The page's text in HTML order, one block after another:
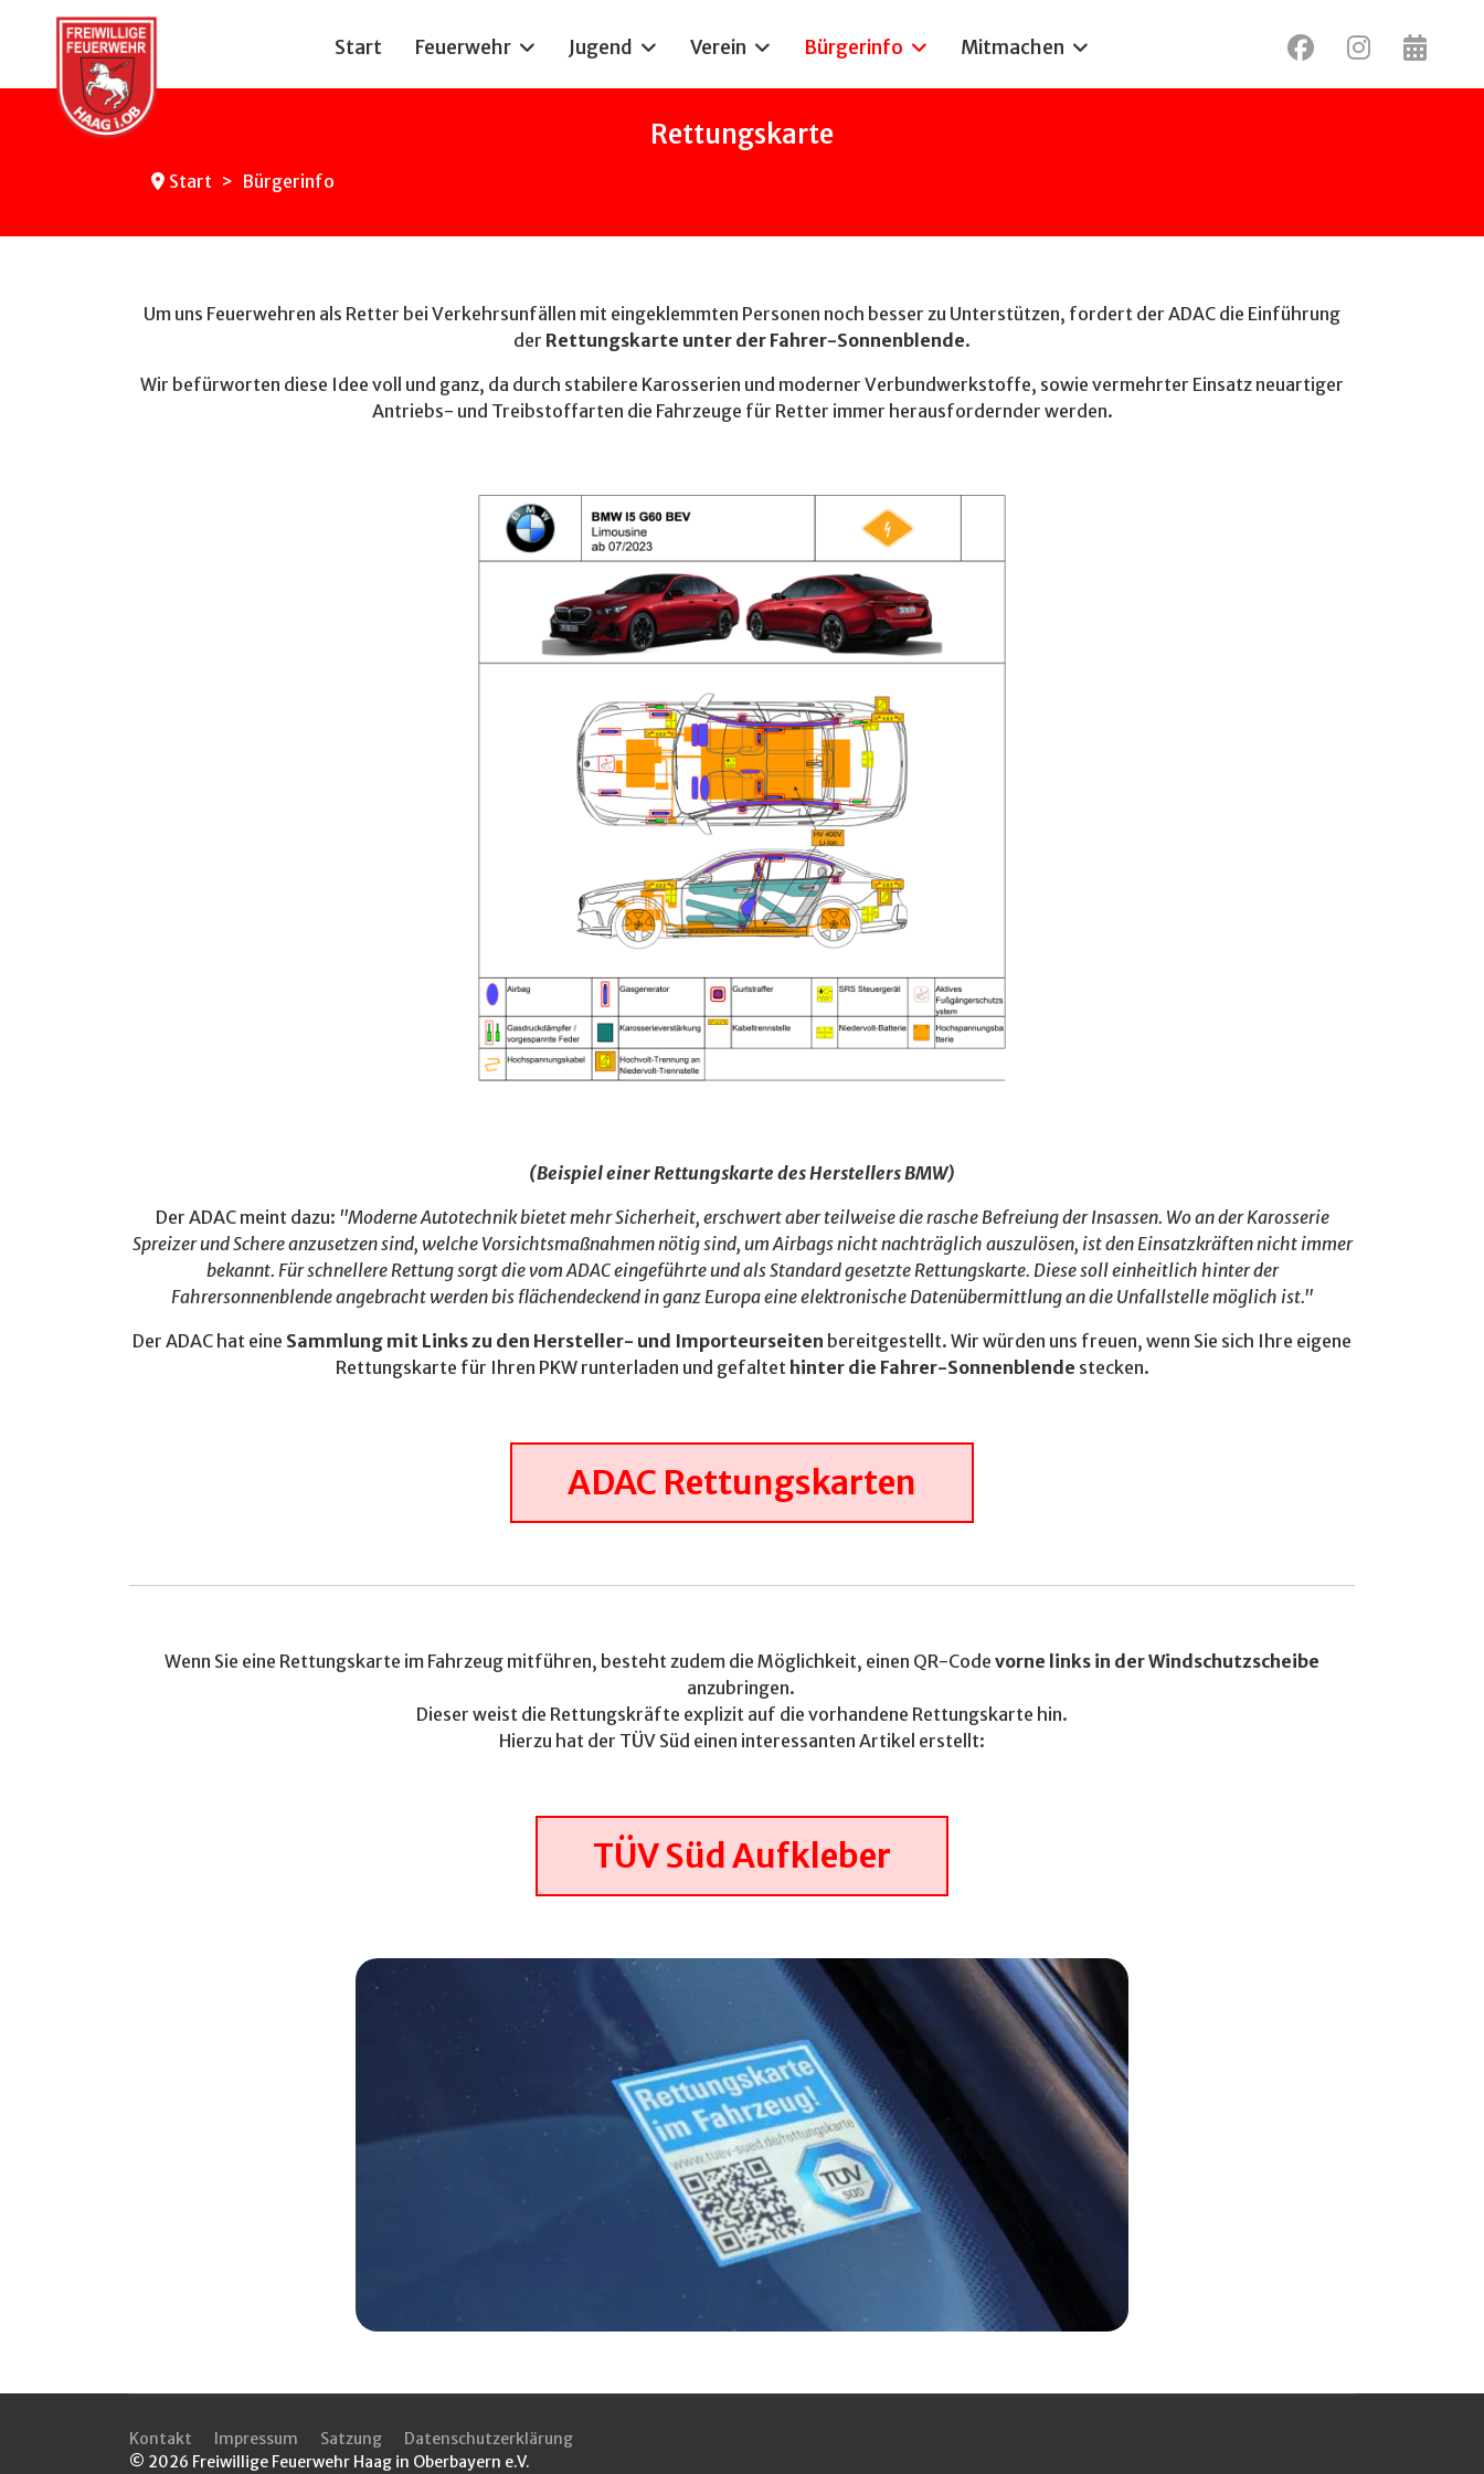
Start Feuerwehr Jugend Verein Bürgerinfo Mitmachen
Rettungskarte
Start Bürgerinfo
Um uns Feuerwehren als Retter bei Verkehrsunfällen mit eingeklemmten Personen noch besser zu Unterstützen, fordert der ADAC die Einführung
der Rettungskarte unter der Fahrer-Sonnenblende.
Wir befürworten diese Idee voll und ganz, da durch stabilere Karosserien und moderner Verbundwerkstoffe, sowie vermehrter Einsatz neuartiger
Antriebs- und Treibstoffarten die Fahrzeuge für Retter immer herausfordernder werden.
(Beispiel einer Rettungskarte des Herstellers BMW)
Der ADAC meint dazu: "Moderne Autotechnik bietet mehr Sicherheit, erschwert aber teilweise die rasche Befreiung der Insassen. Wo an der Karosserie
Spreizer und Schere anzusetzen sind, welche Vorsichtsmaßnahmen nötig sind, um Airbags nicht nachträglich auszulösen, ist den Einsatzkräften nicht immer
bekannt. Für schnellere Rettung sorgt die vom ADAC eingeführte und als Standard gesetzte Rettungskarte. Diese soll einheitlich hinter der
Fahrersonnenblende angebracht werden bis flächendeckend in ganz Europa eine elektronische Datenübermittlung an die Unfallstelle möglich ist."
Der ADAC hat eine Sammlung mit Links zu den Hersteller- und Importeurseiten bereitgestellt. Wir würden uns freuen, wenn Sie sich Ihre eigene
Rettungskarte für Ihren PKW runterladen und gefaltet hinter die Fahrer-Sonnenblende stecken.
ADAC Rettungskarten
Wenn Sie eine Rettungskarte im Fahrzeug mitführen, besteht zudem die Möglichkeit, einen QR-Code vorne links in der Windschutzscheibe
anzubringen.
Dieser weist die Rettungskräfte explizit auf die vorhandene Rettungskarte hin.
Hierzu hat der TÜV Süd einen interessanten Artikel erstellt:
TÜV Süd Aufkleber
Kontakt Impressum Satzung
Datenschutzerklärung
© 2026 Freiwillige Feuerwehr Haag in Oberbayern e.V.